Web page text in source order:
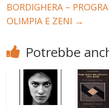
BORDIGHERA –
OLIMPIA E ZENI →
Potrebbe